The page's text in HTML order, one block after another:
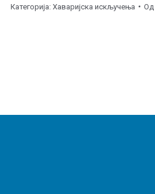
Категорија: Хаваријска искључења Од